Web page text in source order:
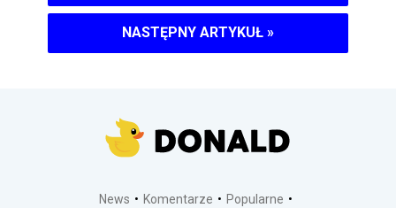
NASTĘPNY ARTYKUŁ »
News Komentarze
Popularne